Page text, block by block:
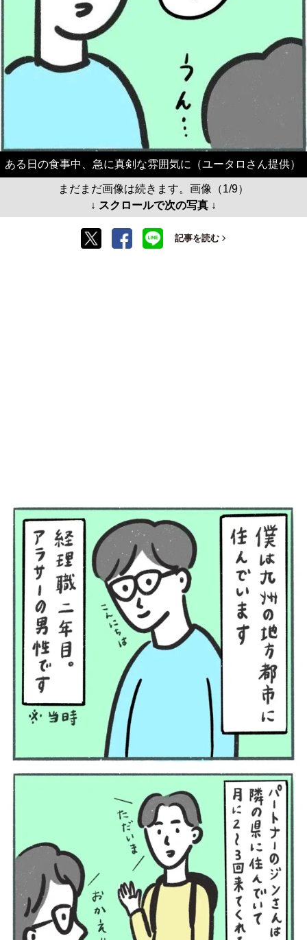
ある日の食事中、急に真剣な雰囲気に（ユータロさん提供）
まだまだ画像は続きます。画像（1/9）
↓ スクロールで次の写真 ↓
記事を読む